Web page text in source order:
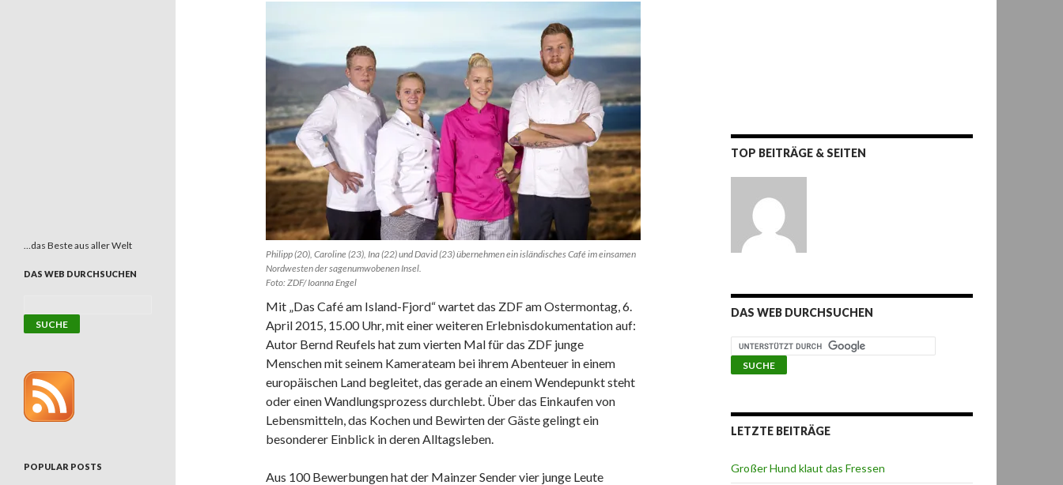
Philipp (20), Caroline (23), Ina (22) und David (23) übernehmen ein isländisches Café im einsamen
Nordwesten der sagenumwobenen Insel.
Foto: ZDF/ Ioanna Engel
Mit „Das Café am Island-Fjord“ wartet das ZDF am Ostermontag, 6.
April 2015, 15.00 Uhr, mit einer weiteren Erlebnisdokumentation auf:
Autor Bernd Reufels hat zum vierten Mal für das ZDF junge
Menschen mit seinem Kamerateam bei ihrem Abenteuer in einem
europäischen Land begleitet, das gerade an einem Wendepunkt steht
oder einen Wandlungsprozess durchlebt. Über das Einkaufen von
Lebensmitteln, das Kochen und Bewirten der Gäste gelingt ein
besonderer Einblick in deren Alltagsleben.
Aus 100 Bewerbungen hat der Mainzer Sender vier junge Leute
TOP BEITRÄGE & SEITEN
DAS WEB DURCHSUCHEN
LETZTE BEITRÄGE
Großer Hund klaut das Fressen
…das Beste aus aller Welt
DAS WEB DURCHSUCHEN
POPULAR POSTS